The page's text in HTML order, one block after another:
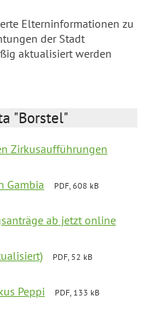
Elterninformationen zu
der Stadt
aktualisiert werden
"Borstel"
Zirkusaufführungen
Gambia
PDF, 608 kB
ab jetzt online
PDF, 52 kB
Peppi
PDF, 133 kB